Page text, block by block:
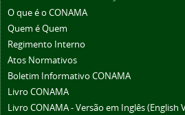
O que é o CONAMA
Quem é Quem
Regimento Interno
Atos Normativos
Boletim Informativo CONAMA
Livro CONAMA
Livro CONAMA - Versão em Inglês (English